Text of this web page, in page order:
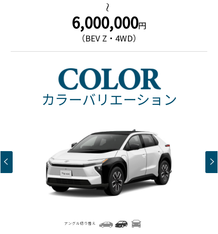
∼
6,000,000円
（BEV Z・4WD）
カラーバリエーション
アングル切り替え